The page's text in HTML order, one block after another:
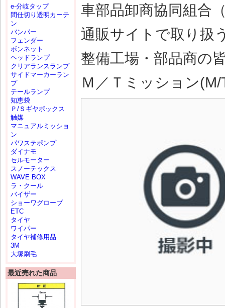
車部品卸商協同組合
通販サイトで取り扱
整備工場・部品商の
Ｍ／Ｔミッション(M/
e-分岐タップ
間仕切り透明カーテ
ン
バンパー
フェンダー
ボンネット
ヘッドランプ
クリアランスランプ
サイドマーカーラン
プ
テールランプ
知恵袋
Ｐ/Ｓギヤボックス
触媒
マニュアルミッショ
ン
パワステポンプ
ダイナモ
セルモーター
スノーテックス
WAVE BOX
ラ・クール
バイザー
ショーワグローブ
ETC
タイヤ
ワイパー
タイヤ補修用品
3M
大塚刷毛
最近売れた商品